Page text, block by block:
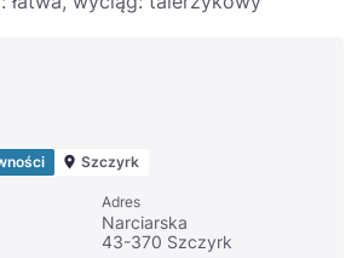
Szczyrk
Adres
Narciarska
43-370 Szczyrk